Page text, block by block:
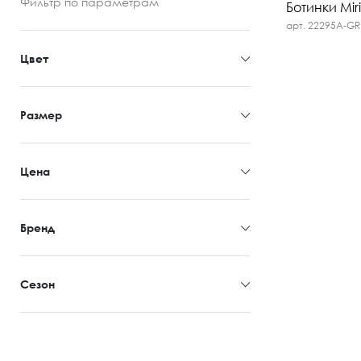
Цвет
Размер
Цена
Бренд
Сезон
Ботинки
арт. 22295A-GR